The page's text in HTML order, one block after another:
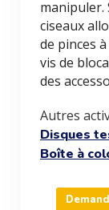
manipuler.
ciseaux
de pinces
vis de
des
Autres
Disques
Boîte à